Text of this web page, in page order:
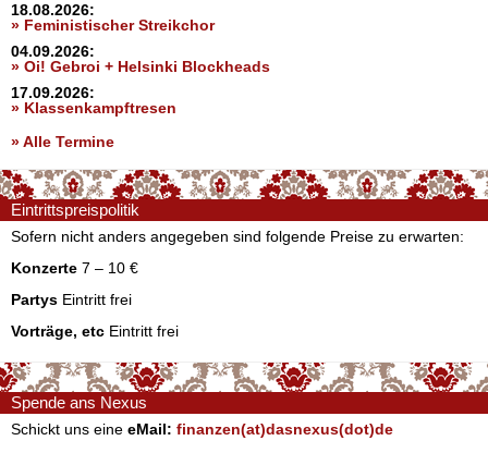
18.08.2026:
» Feministischer Streikchor
04.09.2026:
» Oi! Gebroi + Helsinki Blockheads
17.09.2026:
» Klassenkampftresen
» Alle Termine
Eintrittspreispolitik
Sofern nicht anders angegeben sind folgende Preise zu erwarten:
Konzerte 7 – 10 €
Partys Eintritt frei
Vorträge, etc Eintritt frei
Spende ans Nexus
Schickt uns eine eMail: finanzen(at)dasnexus(dot)de